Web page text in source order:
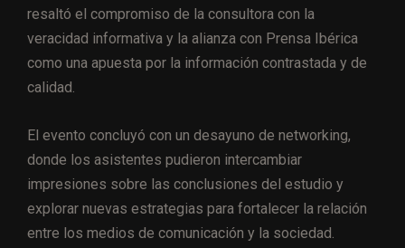
resaltó el compromiso de la consultora con la
veracidad informativa y la alianza con Prensa Ibérica
como una apuesta por la información contrastada y de
calidad.
El evento concluyó con un desayuno de networking,
donde los asistentes pudieron intercambiar
impresiones sobre las conclusiones del estudio y
explorar nuevas estrategias para fortalecer la relación
entre los medios de comunicación y la sociedad.